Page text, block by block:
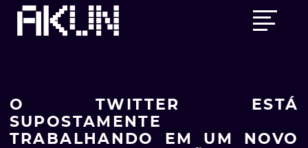
Main
Skip
O TWITTER ESTÁ
SUPOSTAMENTE
TRABALHANDO EM UM NOVO